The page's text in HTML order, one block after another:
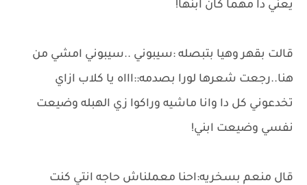
يعني دا مهما كان ابنها!
قالت بقهر وهيا بتبصله :سيبوني ..سيبوني امشي من
هنا..رجعت شعرها لورا بصدمه::اااه يا كلاب ازاي
تخدعوني كل دا وانا ماشيه وراكوا زي الهبله وضيعت
نفسي وضيعت ابني!
قال منعم بسخريه:احنا معملناش حاجه انتي كنت